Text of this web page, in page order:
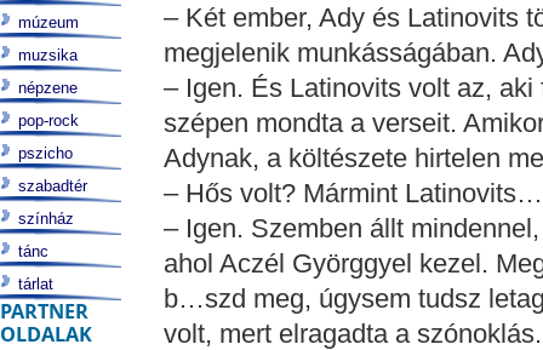
– Két ember, Ady és Latinovits
megjelenik munkásságában.
– Igen. És Latinovits volt az,
szépen mondta a verseit.
Adynak, a költészete hirtelen
– Hős volt? Mármint Latinovits…
– Igen. Szemben állt
ahol Aczél Györggyel kezel.
b…szd meg, úgysem tudsz
volt, mert elragadta a
múzeum
muzsika
népzene
pop-rock
pszicho
szabadtér
színház
tánc
tárlat
PARTNER
OLDALAK